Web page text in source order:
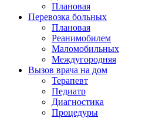
Плановая
Перевозка больных
Плановая
Реанимобилем
Маломобильных
Междугородняя
Вызов врача на дом
Терапевт
Педиатр
Диагностика
Процедуры